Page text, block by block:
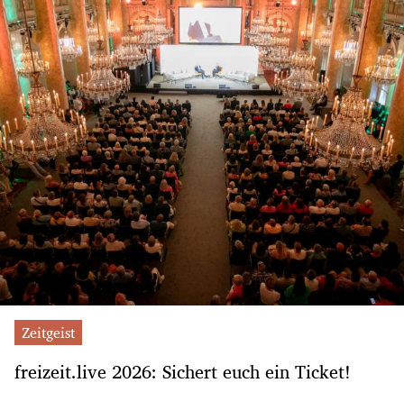
Zeitgeist
freizeit.live 2026: Sichert euch ein Ticket!